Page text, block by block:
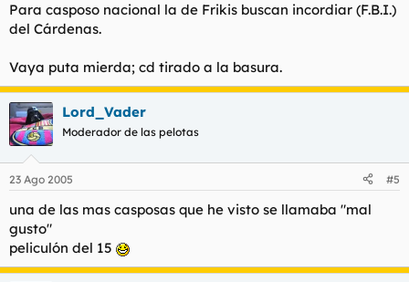
Para casposo nacional la de Frikis buscan incordiar (F.B.I.)
del Cárdenas.
Vaya puta mierda; cd tirado a la basura.
Lord_Vader
Moderador de las pelotas
23 Ago 2005 #5
una de las mas casposas que he visto se llamaba "mal
gusto"
peliculón del 15